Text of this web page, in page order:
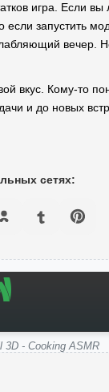
игра. Если
запустить
вечер.
Кому-то
и до новых
сетях:
- Cooking ASMR